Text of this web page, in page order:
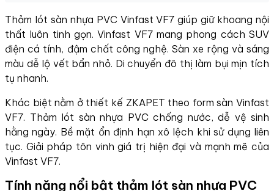
Thảm lót sàn nhựa PVC Vinfast VF7 giúp giữ khoang nội
thất luôn tinh gọn. Vinfast VF7 mang phong cách SUV
điện cá tính, đậm chất công nghệ. Sàn xe rộng và sáng
màu dễ lộ vết bẩn nhỏ. Di chuyển đô thị làm bụi mịn tích
tụ nhanh.
Khác biệt nằm ở thiết kế ZKAPET theo form sàn Vinfast
VF7. Thảm lót sàn nhựa PVC chống nước, dễ vệ sinh
hằng ngày. Bề mặt ổn định hạn xô lệch khi sử dụng liên
tục. Giải pháp tôn vinh giá trị hiện đại và mạnh mẽ của
Vinfast VF7.
Tính năng nổi bật thảm lót sàn nhựa PVC